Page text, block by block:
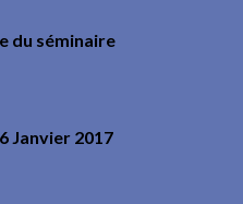
du séminaire
Janvier 2017